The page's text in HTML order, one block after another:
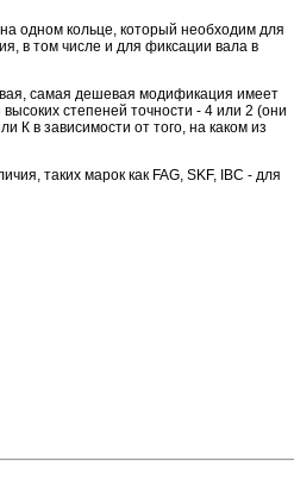
одном кольце, который необходим для
в том числе и для фиксации вала в
самая дешевая модификация имеет
степеней точности - 4 или 2 (они
в зависимости от того, на каком из
таких марок как FAG, SKF, IBC - для